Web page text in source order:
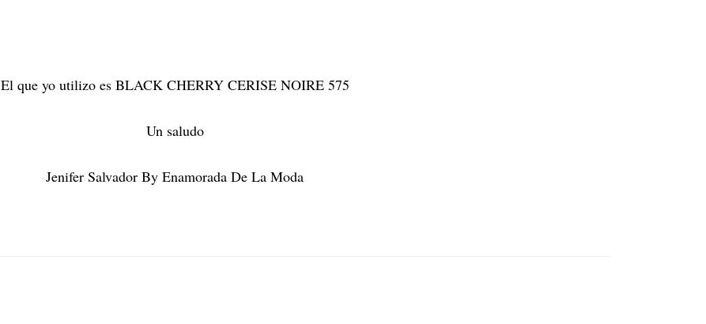
El que yo utilizo es BLACK CHERRY CERISE NOIRE 575
Un saludo
Jenifer Salvador By Enamorada De La Moda